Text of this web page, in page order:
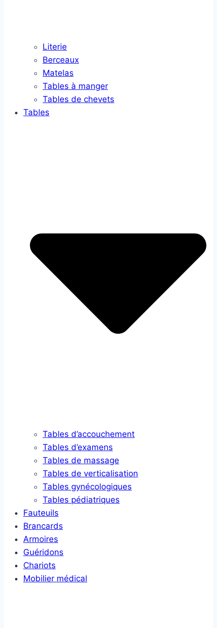
Literie
Berceaux
Matelas
Tables à manger
Tables de chevets
Tables
Tables d’accouchement
Tables d’examens
Tables de massage
Tables de verticalisation
Tables gynécologiques
Tables pédiatriques
Fauteuils
Brancards
Armoires
Guéridons
Chariots
Mobilier médical